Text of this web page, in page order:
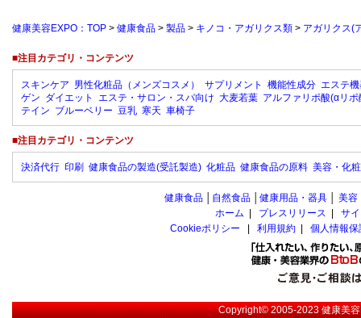
健康美容EXPO：TOP > 健康食品 > 製品 > キノコ・アガリクス類 > アガリクス(
■注目カテゴリ・コンテンツ
スキンケア 男性化粧品（メンズコスメ） サプリメント 機能性成分 エステ
ゲン ダイエット エステ・サロン・スパ向け 大麦若葉 アルファリポ酸(αリポ
テイン ブルーベリー 豆乳 寒天 車椅子
■注目カテゴリ・コンテンツ
決済代行 印刷 健康食品の製造(受託製造) 化粧品 健康食品の原料 美容・化
健康食品 自然食品 健康用品・器具 美容
ホーム
プレスリリース
サ
Cookieポリシー
利用規約 個人情報
Copyright© 2005-2023健康美